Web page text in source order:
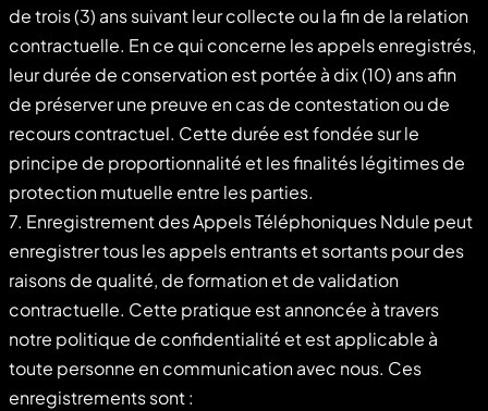
de trois (3) ans suivant leur collecte ou la fin de la relation
contractuelle. En ce qui concerne les appels enregistrés,
leur durée de conservation est portée à dix (10) ans afin
de préserver une preuve en cas de contestation ou de
recours contractuel. Cette durée est fondée sur le
principe de proportionnalité et les finalités légitimes de
protection mutuelle entre les parties.
7. Enregistrement des Appels Téléphoniques Ndule peut
enregistrer tous les appels entrants et sortants pour des
raisons de qualité, de formation et de validation
contractuelle. Cette pratique est annoncée à travers
notre politique de confidentialité et est applicable à
toute personne en communication avec nous. Ces
enregistrements sont :